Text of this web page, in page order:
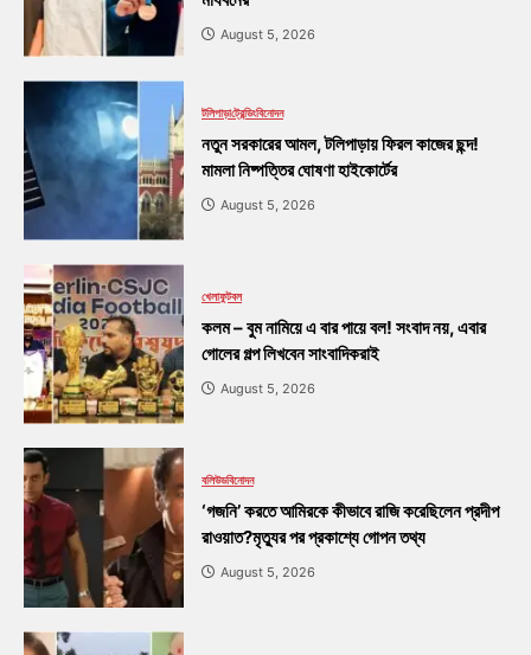
August 5, 2026
টলিপাড়াট্রেন্ডিংবিনোদন
নতুন সরকারের আমল, টলিপাড়ায় ফিরল কাজের ছন্দ!
মামলা নিষ্পত্তির ঘোষণা হাইকোর্টের
August 5, 2026
খেলাফুটবল
কলম – বুম নামিয়ে এ বার পায়ে বল! সংবাদ নয়, এবার
গোলের গল্প লিখবেন সাংবাদিকরাই
August 5, 2026
বলিউডবিনোদন
‘গজনি’ করতে আমিরকে কীভাবে রাজি করেছিলেন প্রদীপ
রাওয়াত?মৃত্যুর পর প্রকাশ্যে গোপন তথ্য
August 5, 2026